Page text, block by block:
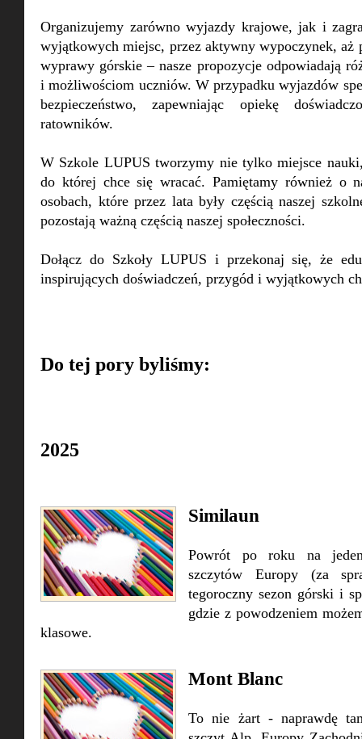
Organizujemy zarówno wyjazdy krajowe, jak i
wyjątkowych miejsc, przez aktywny wypoczynek, aż
wyprawy górskie – nasze propozycje odpowiadają
i możliwościom uczniów. W przypadku wyjazdów
bezpieczeństwo, zapewniając opiekę
ratowników.
W Szkole LUPUS tworzymy nie tylko miejsce nauki,
do której chce się wracać. Pamiętamy również o
osobach, które przez lata były częścią naszej
pozostają ważną częścią naszej społeczności.
Dołącz do Szkoły LUPUS i przekonaj się, że
inspirujących doświadczeń, przygód i wyjątkowych
Do tej pory byliśmy:
2025
Similaun
Powrót po roku na
szczytów Europy (za
tegoroczny sezon górski i
gdzie z powodzeniem
klasowe.
Mont Blanc
To nie żart - naprawdę